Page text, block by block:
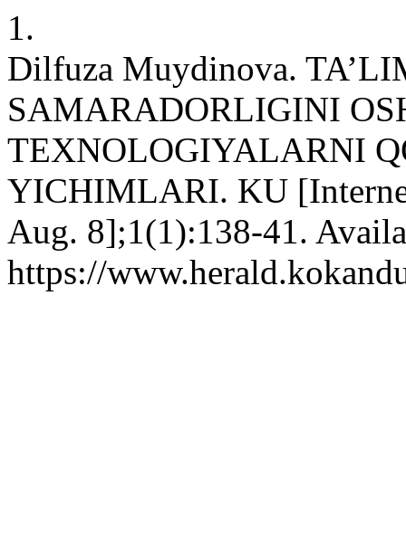
1.
Dilfuza Muydinova.
SAMARADORLIGINI
TEXNOLOGIYALARNI
YICHIMLARI. KU
Aug. 8];1(1):138-41.
https://